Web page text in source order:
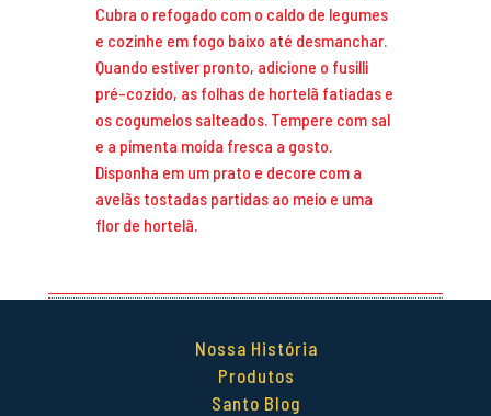
Cubra o refogado com o caldo de legumes
e cozinhe em fogo baixo até desmanchar.
Quando estiver pronto, adicione o fusilli
pré-cozido, as folhas de hortelã fatiadas e
os cogumelos salteados. Tempere com sal
e a pimenta moída fresca a gosto.
Disponha em um prato e decore com a
avelãs tostadas partidas ao meio e uma
flor de hortelã.
Nossa História
Produtos
Santo Blog